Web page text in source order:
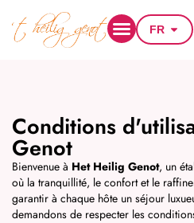
FR
Conditions
Genot
Bienvenue à Het Heilig Genot, un
où la tranquillité, le confort et le
garantir à chaque hôte un séjour
demandons de respecter les